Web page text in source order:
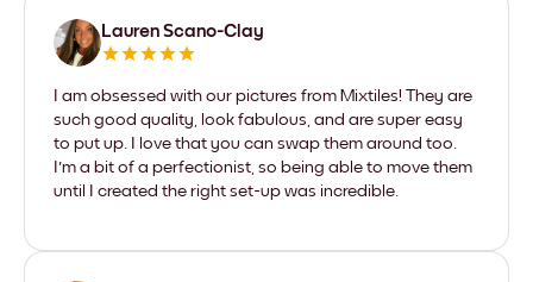
Lauren Scano-Clay
I am obsessed with our pictures from Mixtiles! They are
such good quality, look fabulous, and are super easy
to put up. I love that you can swap them around too.
I'm a bit of a perfectionist, so being able to move them
until I created the right set-up was incredible.